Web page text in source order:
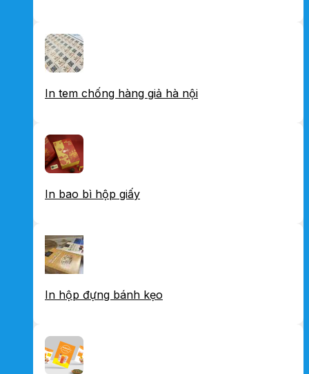
In tem chống hàng giả hà nội
In bao bì hộp giấy
In hộp đựng bánh kẹo